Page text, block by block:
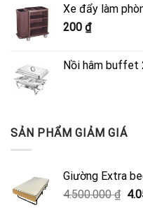
Xe đẩy làm
200 ₫
Nồi hâm buffet
SẢN PHẨM GIẢM GIÁ
Giường Extra
4.500.000₫ Giá